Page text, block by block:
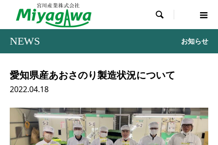

NEWS お知らせ
愛知県産あおさのり製造状況について
2022.04.18